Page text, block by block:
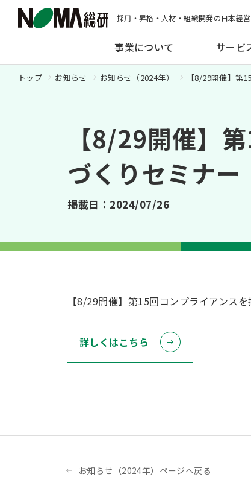
採用・昇格・人材・組織開発の日本経
事業について
サービ
トップ お知らせ お知らせ（2024年） 【8/29開催】第
【8/29開催】
づくりセミナー
掲載日：2024/07/26
【8/29開催】第15回コンプライアンス
詳しくはこちら
お知らせ（2024年）ページへ戻る